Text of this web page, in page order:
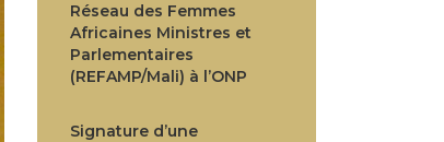
Réseau des Femmes
Africaines Ministres et
Parlementaires
(REFAMP/Mali) à l’ONP
Signature d’une